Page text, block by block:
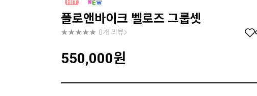
폴로앤바이크 벨로즈 그룹셋
0개 리뷰
550,000원